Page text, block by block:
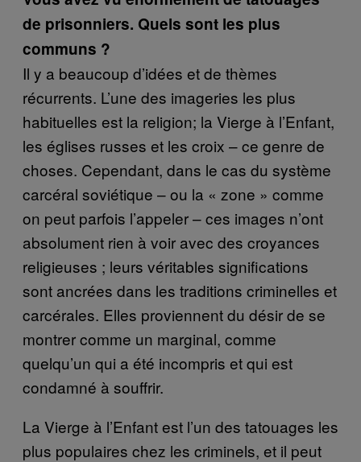
de prisonniers. Quels sont les plus
communs ?
Il y a beaucoup d’idées et de thèmes
récurrents. L’une des imageries les plus
habituelles est la religion; la Vierge à l’Enfant,
les églises russes et les croix – ce genre de
choses. Cependant, dans le cas du système
carcéral soviétique – ou la « zone » comme
on peut parfois l’appeler – ces images n’ont
absolument rien à voir avec des croyances
religieuses ; leurs véritables significations
sont ancrées dans les traditions criminelles et
carcérales. Elles proviennent du désir de se
montrer comme un marginal, comme
quelqu’un qui a été incompris et qui est
condamné à souffrir.
La Vierge à l’Enfant est l’un des tatouages les
plus populaires chez les criminels, et il peut